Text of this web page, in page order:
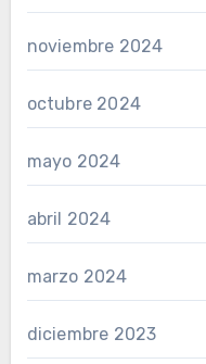
noviembre 2024
octubre 2024
mayo 2024
abril 2024
marzo 2024
diciembre 2023